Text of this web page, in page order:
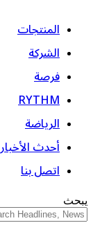
المنتجات
الشركة
فرصة
RYTHM
الرياضة
أحدث الأخبار
اتصل بنا
يبحث